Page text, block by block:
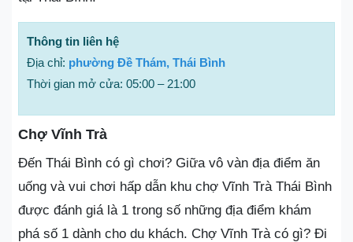
Thông tin liên hệ
Địa chỉ: phường Đề Thám, Thái Bình
Thời gian mở cửa: 05:00 – 21:00
Chợ Vĩnh Trà
Đến Thái Bình có gì chơi? Giữa vô vàn địa điểm ăn
uống và vui chơi hấp dẫn khu chợ Vĩnh Trà Thái Bình
được đánh giá là 1 trong số những địa điểm khám
phá số 1 dành cho du khách. Chợ Vĩnh Trà có gì? Đi